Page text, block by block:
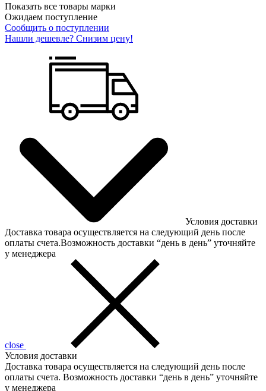
Показать все товары марки
Ожидаем поступление
Сообщить о поступлении
Нашли дешевле? Снизим цену!
Условия доставки
Доставка товара осуществляется на следующий день после
оплаты счета.Возможность доставки “день в день” уточняйте
у менеджера
close
Условия доставки
Доставка товара осуществляется на следующий день после
оплаты счета. Возможность доставки “день в день” уточняйте
у менеджера